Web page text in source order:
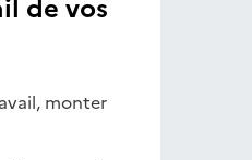
de vos
monter